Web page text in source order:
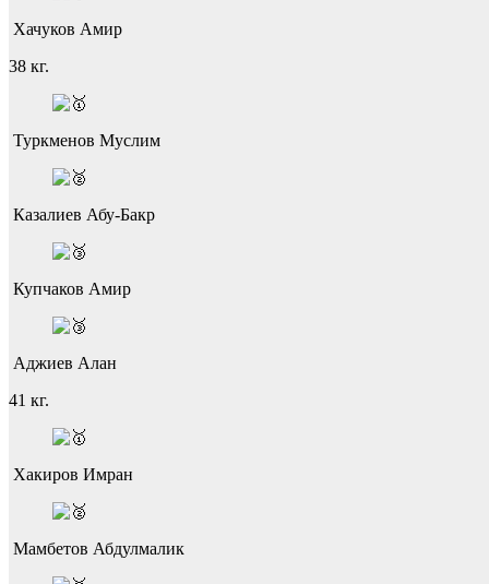
Хачуков Амир
38 кг.
Туркменов Муслим
Казалиев Абу-Бакр
Купчаков Амир
Аджиев Алан
41 кг.
Хакиров Имран
Мамбетов Абдулмалик